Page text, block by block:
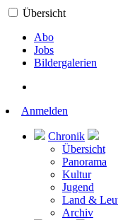
Übersicht
Abo
Jobs
Bildergalerien
Anmelden
Chronik
Übersicht
Panorama
Kultur
Jugend
Land &
Archiv